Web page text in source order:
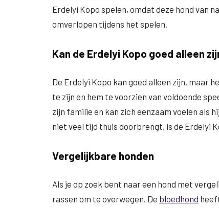
Erdelyi Kopo spelen, omdat deze hond van
omverlopen tijdens het spelen.
Kan de Erdelyi Kopo goed alleen
De Erdelyi Kopo kan goed alleen zijn, maar
te zijn en hem te voorzien van voldoende
zijn familie en kan zich eenzaam voelen als
niet veel tijd thuis doorbrengt, is de Erdelyi
Vergelijkbare honden
Als je op zoek bent naar een hond met
rassen om te overwegen. De bloedhond